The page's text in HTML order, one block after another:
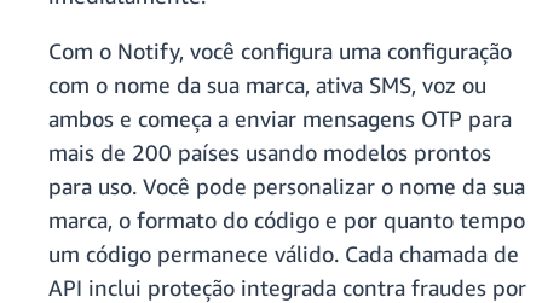
Com o Notify, você configura uma configuração
com o nome da sua marca, ativa SMS, voz ou
ambos e começa a enviar mensagens OTP para
mais de 200 países usando modelos prontos
para uso. Você pode personalizar o nome da sua
marca, o formato do código e por quanto tempo
um código permanece válido. Cada chamada de
API inclui proteção integrada contra fraudes por